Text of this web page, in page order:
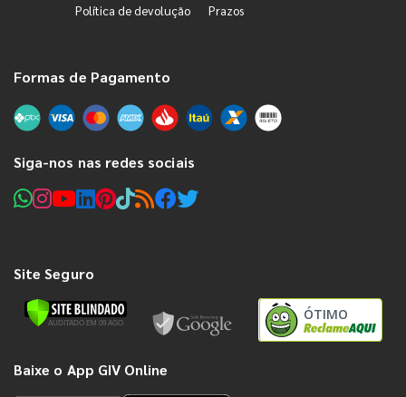
Política de devolução Prazos
Formas de Pagamento
Siga-nos nas redes sociais
Site Seguro
ÓTIMO
Baixe o App GIV Online